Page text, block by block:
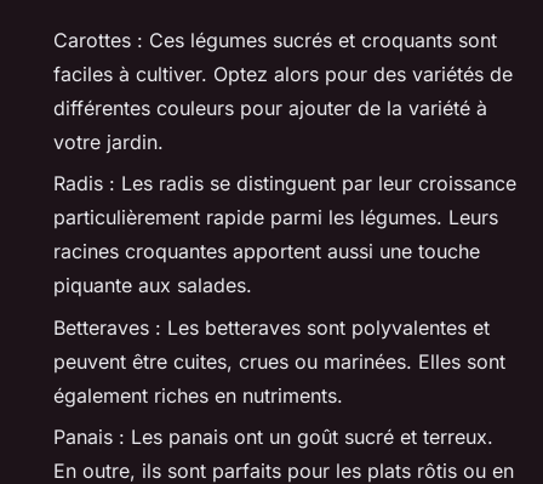
Carottes : Ces légumes sucrés et croquants sont
faciles à cultiver. Optez alors pour des variétés de
différentes couleurs pour ajouter de la variété à
votre jardin.
Radis : Les radis se distinguent par leur croissance
particulièrement rapide parmi les légumes. Leurs
racines croquantes apportent aussi une touche
piquante aux salades.
Betteraves : Les betteraves sont polyvalentes et
peuvent être cuites, crues ou marinées. Elles sont
également riches en nutriments.
Panais : Les panais ont un goût sucré et terreux.
En outre, ils sont parfaits pour les plats rôtis ou en